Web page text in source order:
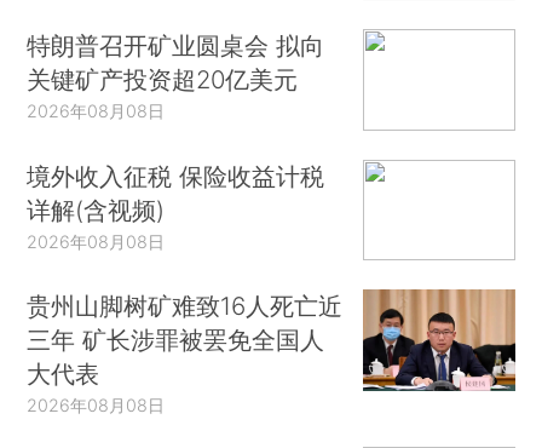
特朗普召开矿业圆桌会 拟向
关键矿产投资超20亿美元
2026年08月08日
境外收入征税 保险收益计税
详解(含视频)
2026年08月08日
贵州山脚树矿难致16人死亡近
三年 矿长涉罪被罢免全国人
大代表
2026年08月08日